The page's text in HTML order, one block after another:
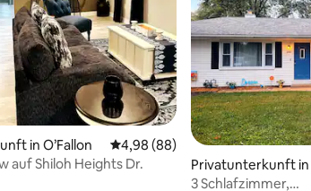
5 von 5, 18 Bewertungen
in O’Fallon Durchschnittliche Bewertung:
4,98 (88)
auf Shiloh Heights Dr.
Privatunterkunft in
Heights
3 Schlafzimmer,